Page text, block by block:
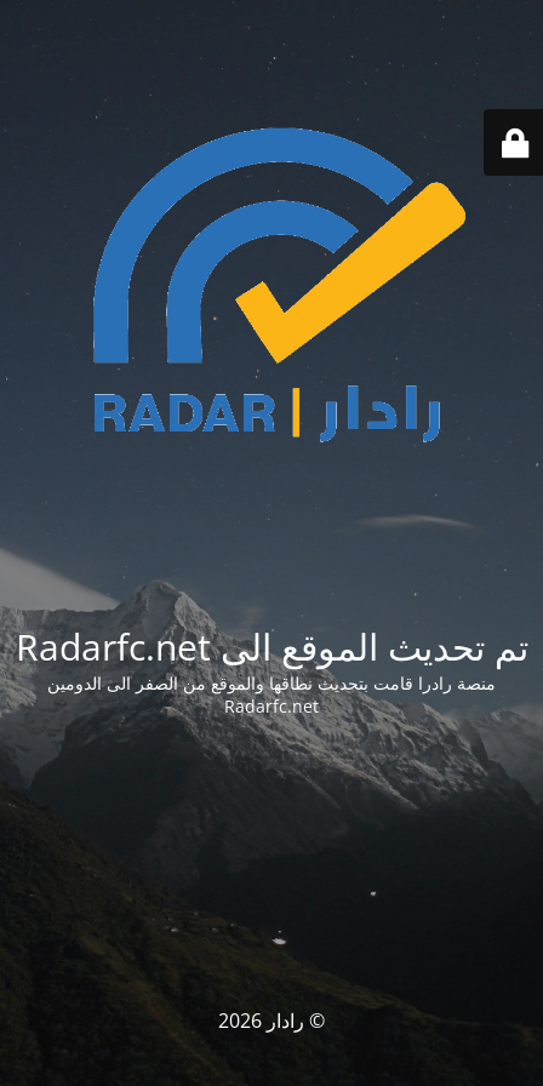
تم تحديث الموقع الى Radarfc.net
منصة رادرا قامت بتحديث نطاقها والموقع من الصفر الى الدومين
Radarfc.net
© رادار 2026